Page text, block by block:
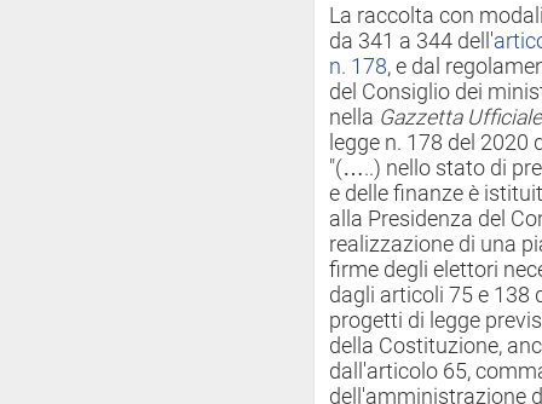
La raccolta con
da 341 a 344 dell'
n. 178, e dal
del Consiglio dei
nella Gazzetta Ufficiale
legge n. 178 del 2020
"(…..) nello stato di
e delle finanze è
alla Presidenza del
realizzazione di una
firme degli elettori
dagli articoli 75 e 138
progetti di legge
della Costituzione,
dall'articolo 65,
dell'amministrazione